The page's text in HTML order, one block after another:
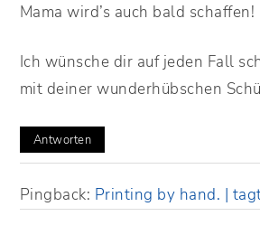
Mama wird’s auch bald schaffen!
Ich wünsche dir auf jeden Fall
mit deiner wunderhübschen
Antworten
Pingback: Printing by hand. |